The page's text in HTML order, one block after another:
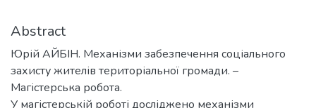
Abstract
Юрій АЙБІН. Механізми забезпечення соціального
захисту жителів територіальної громади. –
Магістерська робота.
У магістерській роботі досліджено механізми